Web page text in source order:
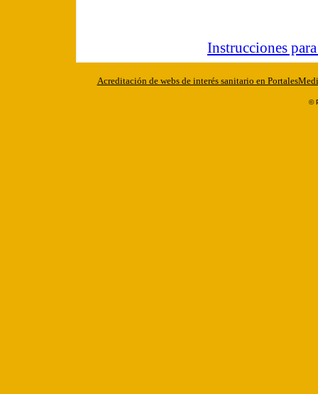
Instrucciones
Acreditación de webs de interés sanitario en
©